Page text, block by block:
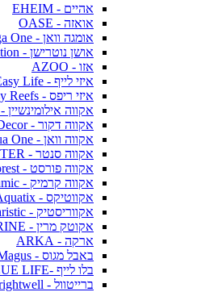
אהיים - EHEIM
אואזה - OASE
אומגה וואן - Omega One
אושן נוטרישן - Ocean Nutrition
אזו - AZOO
איזי לייף - Easy Life
איזי ריפס - Easy Reefs
אקווה אילומינשיין - AI Aqua Illumination
אקווה דקור - Aqua Decor
אקווה וואן - Aqua One
אקווה סנטר - AQUA CENTER
אקווה פורסט - Aqua Forest
אקווה קרמיק - Aqua Ceramic
אקווטיקס - Aquatix
אקווריסטיק - Aquaristic
אקוטק מרין - ECOTECH MARINE
ארקה - ARKA
באבל מגוס - Bubble Magus
בלו לייף -BLUE LIFE
ברייטוול - Brightwell